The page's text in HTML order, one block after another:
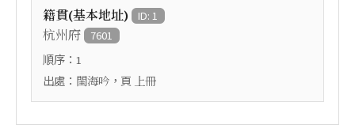
籍貫(基本地址) ID: 1
杭州府 7601
順序： 1
出處： 閨海吟 ，頁 上冊